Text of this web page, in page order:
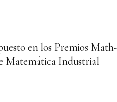
en los Premios
Matemática Industrial